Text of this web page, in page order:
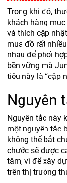
Trong khi đó,
khách hàng
và thích cập
mua đồ rất
nhau để phối
bền vững mà
tiêu này là “cập
Nguyên
Nguyên tắc này
một nguyên tắc
không thể bắt
chước sẽ được
tâm, vì để xây
trên thị trường